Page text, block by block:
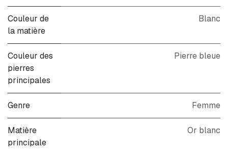
Couleur de
la matière
Blanc
Couleur des
pierres
principales
Pierre bleue
Genre Femme
Matière
principale
Or blanc